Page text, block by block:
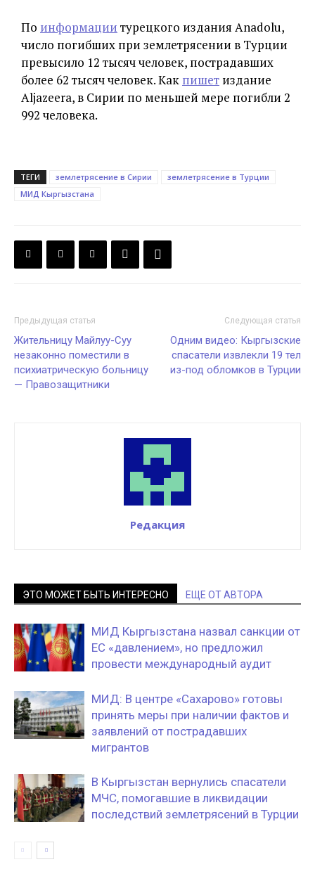
По информации турецкого издания Anadolu,
число погибших при землетрясении в Турции
превысило 12 тысяч человек, пострадавших
более 62 тысяч человек. Как пишет издание
Aljazeera, в Сирии по меньшей мере погибли 2
992 человека.
ТЕГИ землетрясение в Сирии
землетрясение в Турции
МИД Кыргызстана
Предыдущая статья
Жительницу Майлуу-Суу
незаконно поместили в
психиатрическую больницу
— Правозащитники
Следующая статья
Одним видео: Кыргызские
спасатели извлекли 19 тел
из-под обломков в Турции
Редакция
ЭТО МОЖЕТ БЫТЬ ИНТЕРЕСНО ЕЩЕ ОТ АВТОРА
МИД Кыргызстана назвал санкции от
ЕС «давлением», но предложил
провести международный аудит
МИД: В центре «Сахарово» готовы
принять меры при наличии фактов и
заявлений от пострадавших
мигрантов
В Кыргызстан вернулись спасатели
МЧС, помогавшие в ликвидации
последствий землетрясений в Турции